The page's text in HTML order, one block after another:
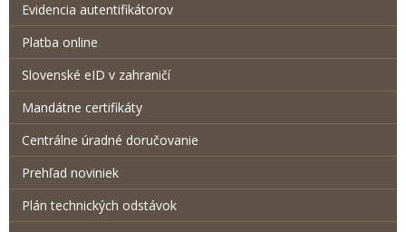
Evidencia autentifikátorov
Platba online
Slovenské eID v zahraničí
Mandátne certifikáty
Centrálne úradné doručovanie
Prehľad noviniek
Plán technických odstávok